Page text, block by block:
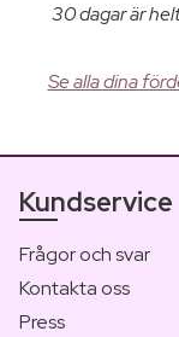
30 dagar är
Se alla dina
Kundservice
Frågor och svar
Kontakta oss
Press